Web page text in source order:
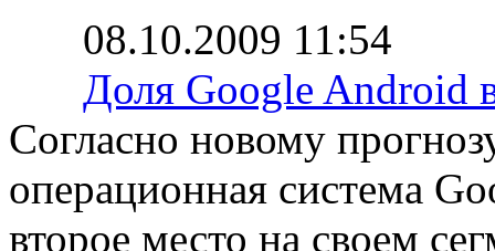
08.10.2009 11:54
Доля Google Android
Согласно новому
операционная система
второе место на своем